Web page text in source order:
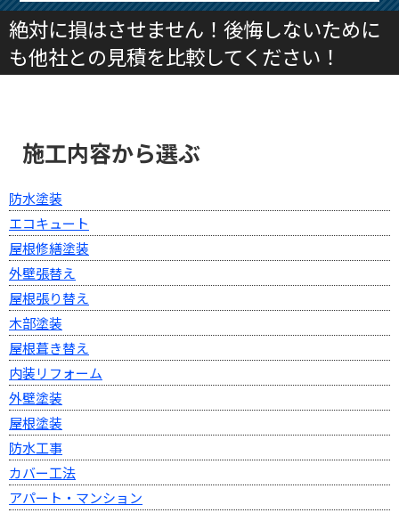
絶対に損はさせません！後悔しないために
も他社との見積を比較してください！
施工内容から選ぶ
防水塗装
エコキュート
屋根修繕塗装
外壁張替え
屋根張り替え
木部塗装
屋根葺き替え
内装リフォーム
外壁塗装
屋根塗装
防水工事
カバー工法
アパート・マンション